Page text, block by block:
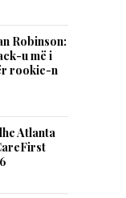
Robinson:
u më i
rookie-n
Atlanta